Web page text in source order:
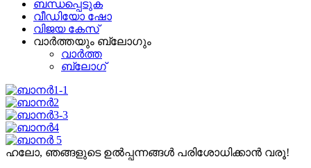
ബന്ധപ്പെടുക
വീഡിയോ ഷോ
വിജയ കേസ്
വാർത്തയും ബ്ലോഗും
വാർത്ത
ബ്ലോഗ്
ഹലോ, ഞങ്ങളുടെ ഉൽപ്പന്നങ്ങൾ പരിശോധിക്കാൻ വരൂ!